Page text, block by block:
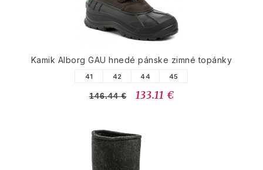
Kamik Alborg GAU hnedé pánske zimné topánky
41 42 44 45
146.44 € 133.11 €